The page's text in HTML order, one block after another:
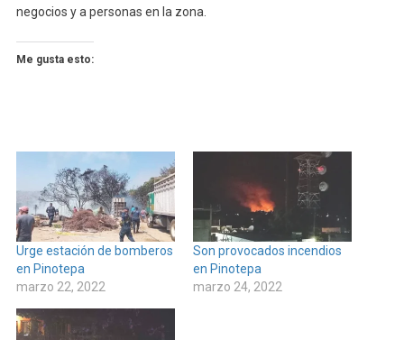
negocios y a personas en la zona.
Me gusta esto:
Urge estación de bomberos
en Pinotepa
marzo 22, 2022
Son provocados incendios
en Pinotepa
marzo 24, 2022